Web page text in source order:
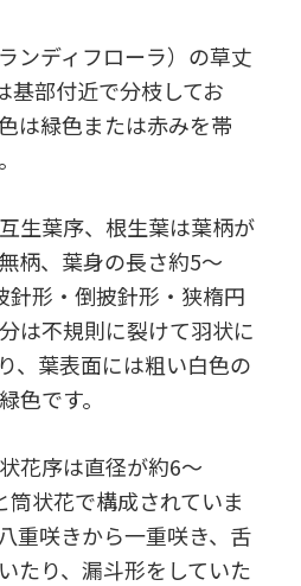
ンディフローラ）の草丈
基部付近で分枝してお
は緑色または赤みを帯
生葉序、根生葉は葉柄が
柄、葉身の長さ約5～
針形・倒披針形・狭楕円
は不規則に裂けて羽状に
、葉表面には粗い白色の
色です。
花序は直径が約6～
状花で構成されていま
重咲きから一重咲き、舌
たり、漏斗形をしていた